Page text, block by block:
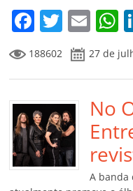
F
a
c
e
b
o
o
k
T
w
itt
er
E
m
ai
l
h
s
A
p
p
188602 27 de
No
A banda